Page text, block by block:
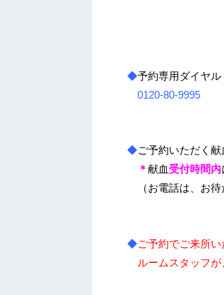
◆予約専用ダイヤル
0120-80-9995
◆ご予約いただく献
＊ 献血受付時間内
（お電話は、お待
◆ご予約でご来所
ルームスタッフが